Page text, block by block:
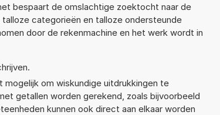
bespaart de omslachtige zoektocht naar de
categorieën en talloze ondersteunde
door de rekenmachine en het werk wordt in
mogelijk om wiskundige uitdrukkingen te
getallen worden gerekend, zoals bijvoorbeeld
kunnen ook direct aan elkaar worden